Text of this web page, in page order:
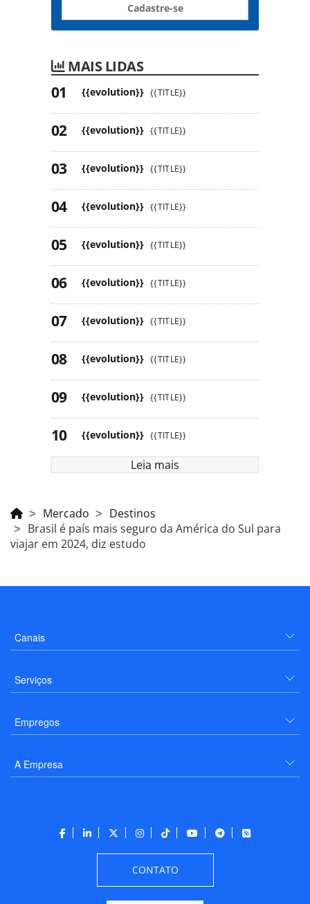
Cadastre-se
MAIS LIDAS
{{evolution}} {{TITLE}}
{{evolution}} {{TITLE}}
{{evolution}} {{TITLE}}
{{evolution}} {{TITLE}}
{{evolution}} {{TITLE}}
{{evolution}} {{TITLE}}
{{evolution}} {{TITLE}}
{{evolution}} {{TITLE}}
{{evolution}} {{TITLE}}
{{evolution}} {{TITLE}}
Leia mais
Mercado
Destinos
Brasil é país mais seguro da América do Sul para
viajar em 2024, diz estudo
Canais
Serviços
Empregos
A Empresa
CONTATO